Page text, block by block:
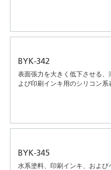
BYK-342
表面張力を大きく低下させる
よび印刷インキ用のシリコン系
BYK-345
水系塗料、印刷インキ、およ